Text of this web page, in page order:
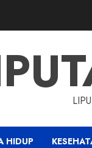
HIDUP